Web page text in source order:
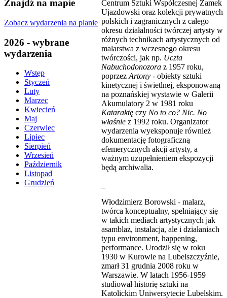
Znajdź na mapie
Zobacz wydarzenia na planie
2026 - wybrane
wydarzenia
Wstęp
Styczeń
Luty
Marzec
Kwiecień
Maj
Czerwiec
Lipiec
Sierpień
Wrzesień
Październik
Listopad
Grudzień
Centrum Sztuki Współczesnej Zamek
Ujazdowski oraz kolekcji prywatnych
polskich i zagranicznych z całego
okresu działalności twórczej artysty w
różnych technikach artystycznych od
malarstwa z wczesnego okresu
twórczości, jak np. Uczta
Nabuchodonozora z 1957 roku,
poprzez Artony - obiekty sztuki
kinetycznej i świetlnej, eksponowaną
na poznańskiej wystawie w Galerii
Akumulatory 2 w 1981 roku
Kataraktę czy No to co? Nic. No
właśnie z 1992 roku. Organizator
wydarzenia wyeksponuje również
dokumentację fotograficzną
efemerycznych akcji artysty, a
ważnym uzupełnieniem ekspozycji
będą archiwalia.
Włodzimierz Borowski - malarz,
twórca konceptualny, spełniający się
w takich mediach artystycznych jak
asamblaż, instalacja, ale i działaniach
typu environment, happening,
performance. Urodził się w roku
1930 w Kurowie na Lubelszczyźnie,
zmarł 31 grudnia 2008 roku w
Warszawie. W latach 1956-1959
studiował historię sztuki na
Katolickim Uniwersytecie Lubelskim.